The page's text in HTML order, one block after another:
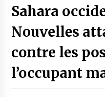
Magie de
4 ans ago
Oum el Gaïla
4 ans ago
Sahara
Nouvelles
contre les
l’occupant